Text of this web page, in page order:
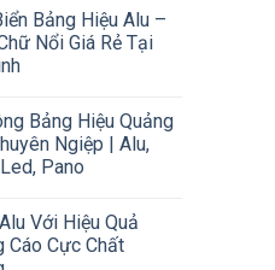
Bảng Hiệu Alu –
Nổi Giá Rẻ Tại
Bảng Hiệu Quảng
Ngiệp | Alu,
Pano
Với Hiệu Quả
Cáo Cực Chất